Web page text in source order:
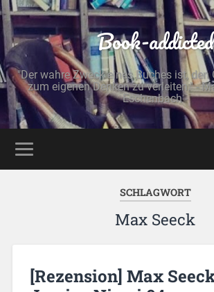
Book-addicted
"Der wahre Zweck eines Buches ist, den
zum eigenen Denken zu verleiten." -
Eschenbach -
SCHLAGWORT
Max Seeck
[Rezension] Max